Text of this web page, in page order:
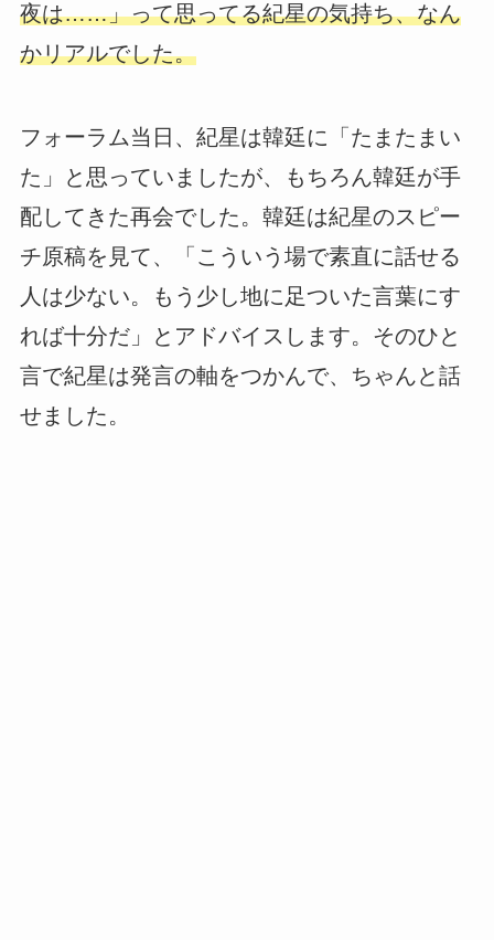
夜は……」って思ってる紀星の気持ち、なん
かリアルでした。
フォーラム当日、紀星は韓廷に「たまたまい
た」と思っていましたが、もちろん韓廷が手
配してきた再会でした。韓廷は紀星のスピー
チ原稿を見て、「こういう場で素直に話せる
人は少ない。もう少し地に足ついた言葉にす
れば十分だ」とアドバイスします。そのひと
言で紀星は発言の軸をつかんで、ちゃんと話
せました。